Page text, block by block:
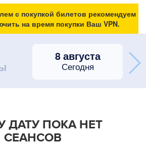
с покупкой билетов рекомендуем
на время покупки Ваш VPN.
8 августа
Сегодня
ДАТУ ПОКА НЕТ
СЕАНСОВ